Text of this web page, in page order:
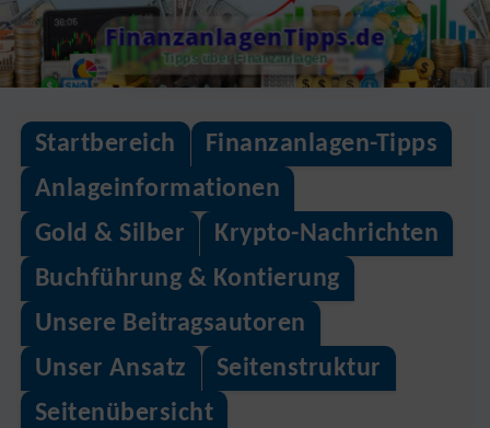
Skip
to
content
FinanzanlagenTipps.de
Tipps über Finanzanlagen
Startbereich
Finanzanlagen-Tipps
Anlageinformationen
Gold & Silber
Krypto-Nachrichten
Buchführung & Kontierung
Unsere Beitragsautoren
Unser Ansatz
Seitenstruktur
Seitenübersicht